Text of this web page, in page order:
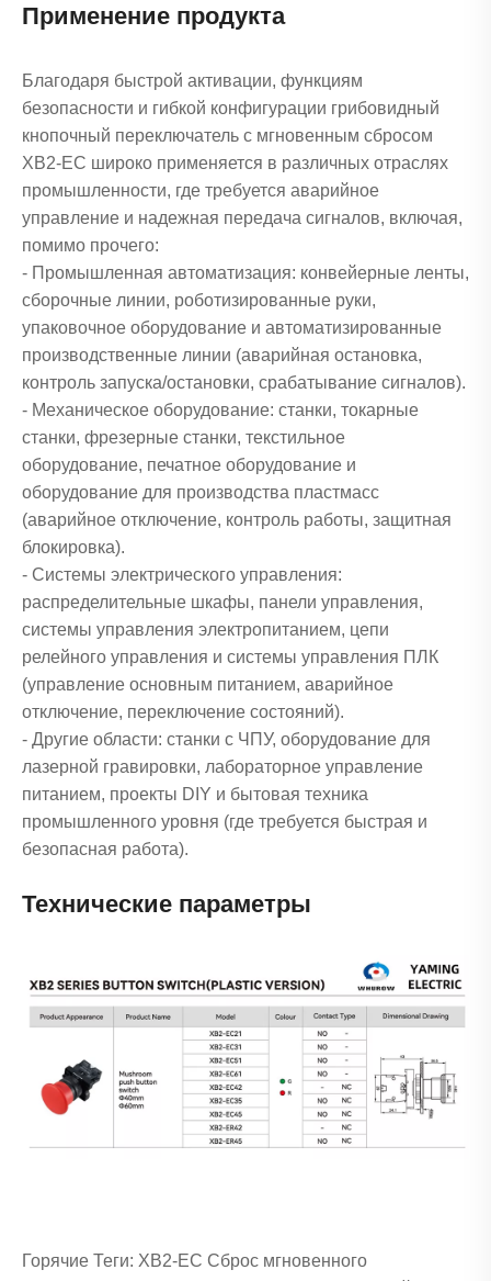
Применение продукта
Благодаря быстрой активации, функциям
безопасности и гибкой конфигурации грибовидный
кнопочный переключатель с мгновенным сбросом
XB2-EC широко применяется в различных отраслях
промышленности, где требуется аварийное
управление и надежная передача сигналов, включая,
помимо прочего:
- Промышленная автоматизация: конвейерные ленты,
сборочные линии, роботизированные руки,
упаковочное оборудование и автоматизированные
производственные линии (аварийная остановка,
контроль запуска/остановки, срабатывание сигналов).
- Механическое оборудование: станки, токарные
станки, фрезерные станки, текстильное
оборудование, печатное оборудование и
оборудование для производства пластмасс
(аварийное отключение, контроль работы, защитная
блокировка).
- Системы электрического управления:
распределительные шкафы, панели управления,
системы управления электропитанием, цепи
релейного управления и системы управления ПЛК
(управление основным питанием, аварийное
отключение, переключение состояний).
- Другие области: станки с ЧПУ, оборудование для
лазерной гравировки, лабораторное управление
питанием, проекты DIY и бытовая техника
промышленного уровня (где требуется быстрая и
безопасная работа).
Технические параметры
Горячие Теги: XB2-EC Сброс мгновенного